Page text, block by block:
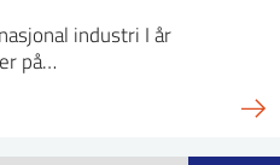
industri I år
på…